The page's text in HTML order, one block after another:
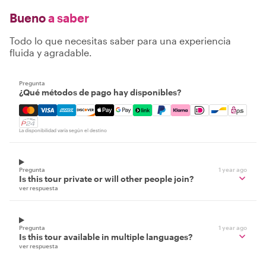
Buenoa saber
Todo lo que necesitas saber para una experiencia
fluida y agradable.
Pregunta
¿Qué métodos de pago hay disponibles?
Mastercard, Visa, Amex, Discover, Apple Pay, Google
La disponibilidad varía según el destino
Pregunta 1 year ago
Is this tour private or will other people join?
ver respuesta
Pregunta 1 year ago
Is this tour available in multiple languages?
ver respuesta